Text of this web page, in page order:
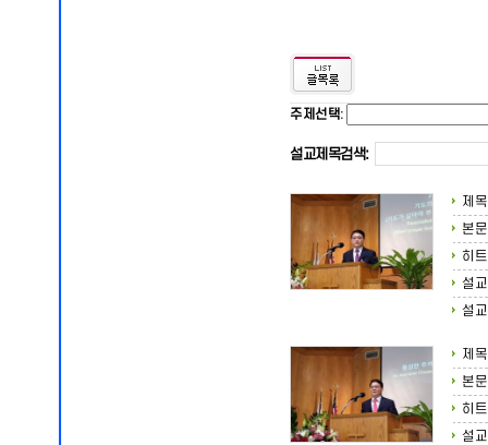
주제선택:
설교제목검색:
제목
본문
히트
설
설
제목
본문
히트
설